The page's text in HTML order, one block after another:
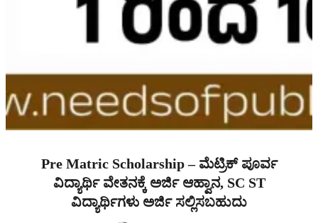
Pre Matric Scholarship – ಮೆಟ್ರಿಕ್ ಪೂರ್ವ
ವಿದ್ಯಾರ್ಥಿ ವೇತನಕ್ಕೆ ಅರ್ಜಿ ಆಹ್ವಾನ, SC ST
ವಿದ್ಯಾರ್ಥಿಗಳು ಅರ್ಜಿ ಸಲ್ಲಿಸಬಹುದು